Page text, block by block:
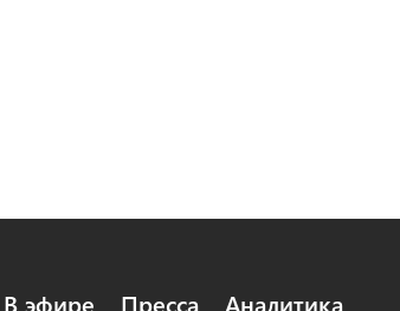
В эфире Пресса Аналитика